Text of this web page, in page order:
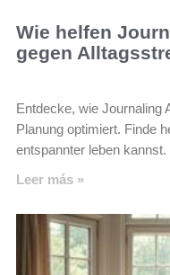
Wie helfen
gegen
Entdecke, wie Journaling
Planung optimiert. Finde
entspannter leben kannst.
Leer más »